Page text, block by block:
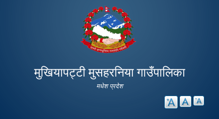
main
content
मुखियापट्टी मुसहरनिया गाउँपालिका
मधेश प्रदेश